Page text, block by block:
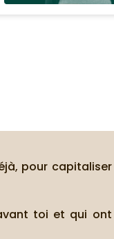
pour capitaliser
toi et qui ont